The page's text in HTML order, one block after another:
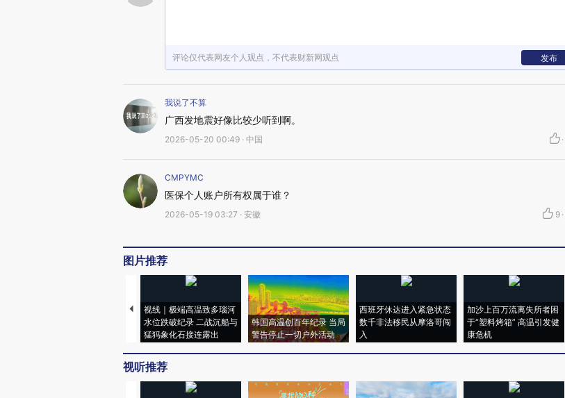
依法严惩侵犯企业合法权益犯罪 最高检发布案例
河南杞县“蒜薹滞销、农户弃收”？官方核实：夸大失真
湖北宣恩强降雨致3人死亡、4人失联
伊朗最高领袖重申将考虑开辟新战线
伊朗被曝成立管理霍尔木兹海峡新机构
海军辽宁舰航母编队赴西太平洋开展演训活动
俄总统新闻秘书：俄方希望恢复乌克兰和平进程
柳州发布情况通报
一干部隐瞒婚史与女主播谈恋爱，拿女方170万买假金条
4名泰国警察伙同平民，绑架5名中国人
中金公司：换股吸收合并东兴证券、信达证券
以色列制定的“巴勒斯坦人死刑法” ，已生效
中国建立白名单制度规范医保个人账户使用
628个气象站出现大暴雨，南方大范围强降雨继续
评论仅代表网友个人观点，不代表财新网观点 发布
我说了不算
广西发地震好像比较少听到啊。
2026-05-20 00:49 · 中国 ·
CMPYMC
医保个人账户所有权属于谁？
2026-05-19 03:27 · 安徽 9 ·
图片推荐
视线｜极端高温致多瑙河
水位跌破纪录 二战沉船与
猛犸象化石接连露出
韩国高温创百年纪录 当局
警告停止一切户外活动
西班牙休达进入紧急状态
数千非法移民从摩洛哥闯
入
加沙上百万流离失所者困
于“塑料烤箱” 高温引发健
康危机
视听推荐